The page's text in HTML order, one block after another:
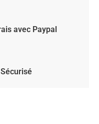
avec Paypal